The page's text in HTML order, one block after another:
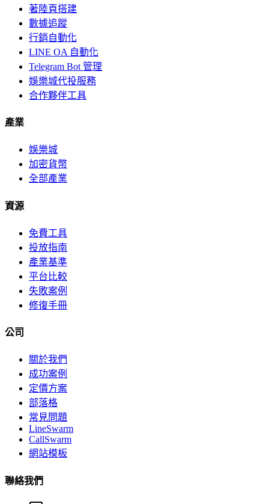
著陸頁搭建
數據追蹤
行銷自動化
LINE OA 自動化
Telegram Bot 管理
娛樂城代投服務
合作夥伴工具
產業
娛樂城
加密貨幣
全部產業
資源
免費工具
投放指南
產業基準
平台比較
失敗案例
修復手冊
公司
關於我們
成功案例
定價方案
部落格
常見問題
LineSwarm
CallSwarm
網站模板
聯絡我們